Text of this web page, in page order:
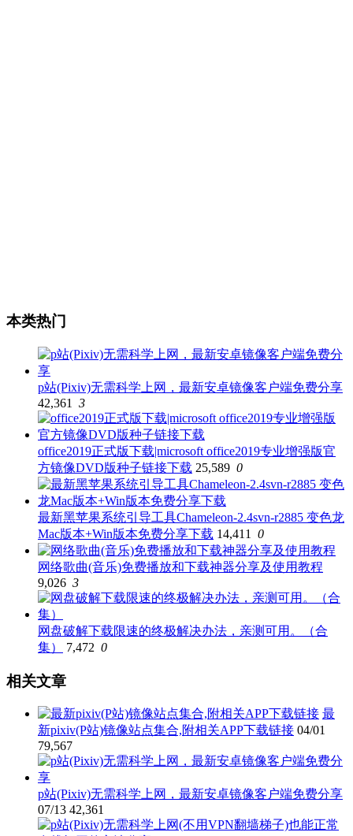
本类热门
p站(Pixiv)无需科学上网，最新安卓镜像客户端免费分享
42,361
3
office2019正式版下载|microsoft office2019专业增强版官
方镜像DVD版种子链接下载 25,589 0
最新黑苹果系统引导工具Chameleon-2.4svn-r2885 变色龙
Mac版本+Win版本免费分享下载 14,411 0
网络歌曲(音乐)免费播放和下载神器分享及使用教程
9,026 3
网盘破解下载限速的终极解决办法，亲测可用。（合
集）
7,472 0
相关文章
最
新pixiv(P站)镜像站点集合,附相关APP下载链接 04/01
79,567
p站(Pixiv)无需科学上网，最新安卓镜像客户端免费分享
07/13 42,361